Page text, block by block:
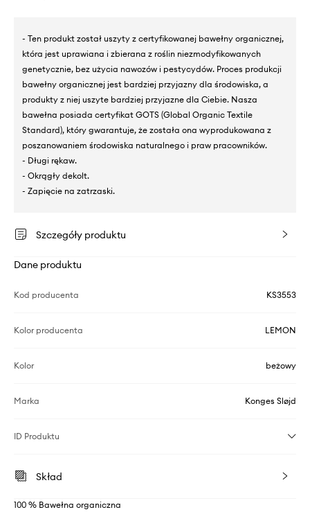
- Ten produkt został uszyty z certyfikowanej bawełny organicznej,
która jest uprawiana i zbierana z roślin niezmodyfikowanych
genetycznie, bez użycia nawozów i pestycydów. Proces produkcji
bawełny organicznej jest bardziej przyjazny dla środowiska, a
produkty z niej uszyte bardziej przyjazne dla Ciebie. Nasza
bawełna posiada certyfikat GOTS (Global Organic Textile
Standard), który gwarantuje, że została ona wyprodukowana z
poszanowaniem środowiska naturalnego i praw pracowników.
- Długi rękaw.
- Okrągły dekolt.
- Zapięcie na zatrzaski.
Szczegóły produktu
Dane produktu
Kod producenta KS3553
Kolor producenta LEMON
Kolor beżowy
Marka Konges Sløjd
ID Produktu
Skład
100 % Bawełna organiczna